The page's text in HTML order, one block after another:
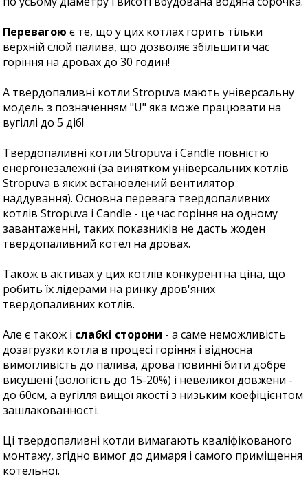
Перевагою є те, що у цих котлах горить тільки
верхній слой палива, що дозволяє збільшити час
горіння на дровах до 30 годин!
А твердопаливні котли Stropuva мають універсальну
модель з позначенням "U" яка може працювати на
вугіллі до 5 діб!
Твердопаливні котли Stropuva і Candle повністю
енергонезалежні (за винятком універсальних котлів
Stropuva в яких встановлений вентилятор
наддування). Основна перевага твердопаливних
котлів Stropuva і Candle - це час горіння на одному
завантаженні, таких показників не дасть жоден
твердопаливний котел на дровах.
Також в активах у цих котлів конкурентна ціна, що
робить їх лідерами на ринку дров'яних
твердопаливних котлів.
Але є також і слабкі сторони - а саме неможливість
дозагрузки котла в процесі горіння і відносна
вимогливість до палива, дрова повинні бити добре
висушені (вологість до 15-20%) і невеликої довжени -
до 60см, а вугілля вищої якості з низьким коефіцієнтом
зашлакованності.
Ці твердопаливні котли вимагають кваліфікованого
монтажу, згідно вимог до димаря і самого приміщення
котельної.